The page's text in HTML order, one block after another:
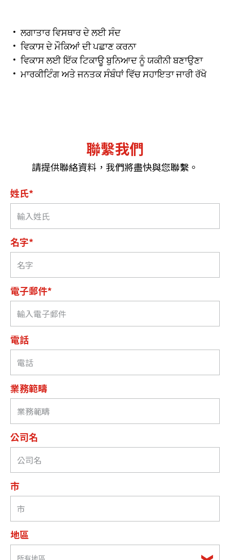
ਲਗਾਤਾਰ ਵਿਸਥਾਰ ਦੇ ਲਈ ਸੰਦ
ਵਿਕਾਸ ਦੇ ਮੌਕਿਆਂ ਦੀ ਪਛਾਣ ਕਰਨਾ
ਵਿਕਾਸ ਲਈ ਇੱਕ ਟਿਕਾਊ ਬੁਨਿਆਦ ਨੂੰ ਯਕੀਨੀ ਬਣਾਉਣਾ
ਮਾਰਕੀਟਿੰਗ ਅਤੇ ਜਨਤਕ ਸੰਬੰਧਾਂ ਵਿੱਚ ਸਹਾਇਤਾ ਜਾਰੀ ਰੱਖੋ
聯繫我們
請提供聯絡資料，我們將盡快與您聯繫。
姓氏*
名字*
電子郵件*
電話
業務範疇
公司名
市
地區
所有地區